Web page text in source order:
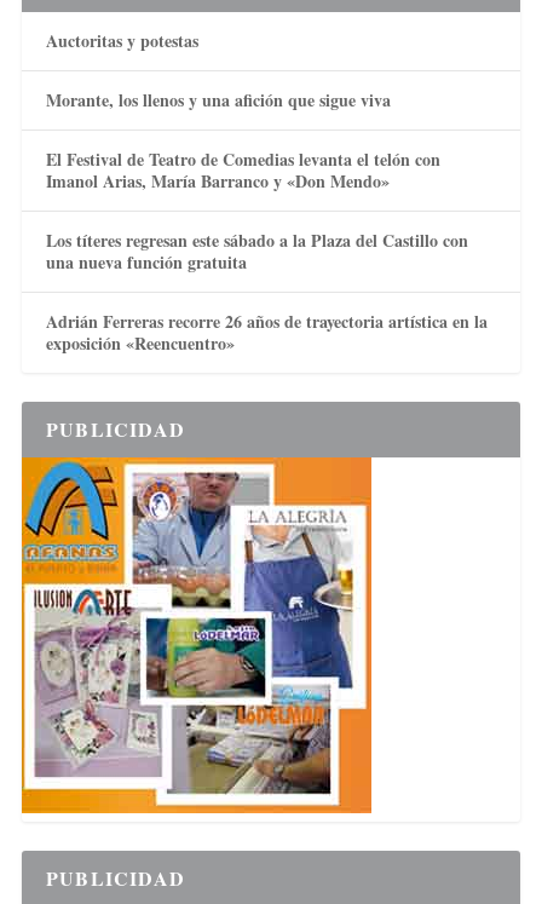
Auctoritas y potestas
Morante, los llenos y una afición que sigue viva
El Festival de Teatro de Comedias levanta el telón con
Imanol Arias, María Barranco y «Don Mendo»
Los títeres regresan este sábado a la Plaza del Castillo con
una nueva función gratuita
Adrián Ferreras recorre 26 años de trayectoria artística en la
exposición «Reencuentro»
PUBLICIDAD
PUBLICIDAD